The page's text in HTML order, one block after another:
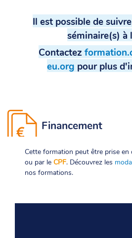
Il est possible de
séminaire(s) à
Contactez
eu.org pour plus
Financement
Cette formation peut être prise en
ou par le CPF. Découvrez les
nos formations.